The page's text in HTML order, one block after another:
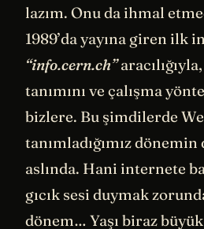
lazım. Onu da ihmal
1989’da yayına giren ilk
“info.cern.ch”
tanımını ve çalışma
bizlere. Bu şimdilerde
tanımladığımız dönemin
aslında. Hani internete
gıcık sesi duymak
dönem… Yaşı biraz